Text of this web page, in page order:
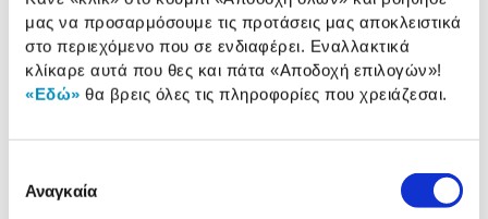
μας να προσαρμόσουμε τις προτάσεις μας αποκλειστικά
στο περιεχόμενο που σε ενδιαφέρει. Εναλλακτικά
κλίκαρε αυτά που θες και πάτα «Αποδοχή επιλογών»!
«Εδώ» θα βρεις όλες τις πληροφορίες που χρειάζεσαι.
συγκατάθεσης
Αναγκαία
Προδιαγραφές
προϊόντος
Χαρακτηριστικά
Αξιολογήσεις
Αξιολογήσεις
Δες τι κλίκαραν όσοι είδαν το ίδιο